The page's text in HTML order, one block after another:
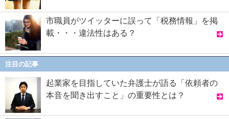
市職員がツイッターに誤って「税務情報」を掲
載・・・違法性はある？
注目の記事
起業家を目指していた弁護士が語る「依頼者の
本音を聞き出すこと」の重要性とは？